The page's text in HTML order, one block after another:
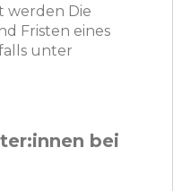
werden Die
Fristen eines
unter
bei